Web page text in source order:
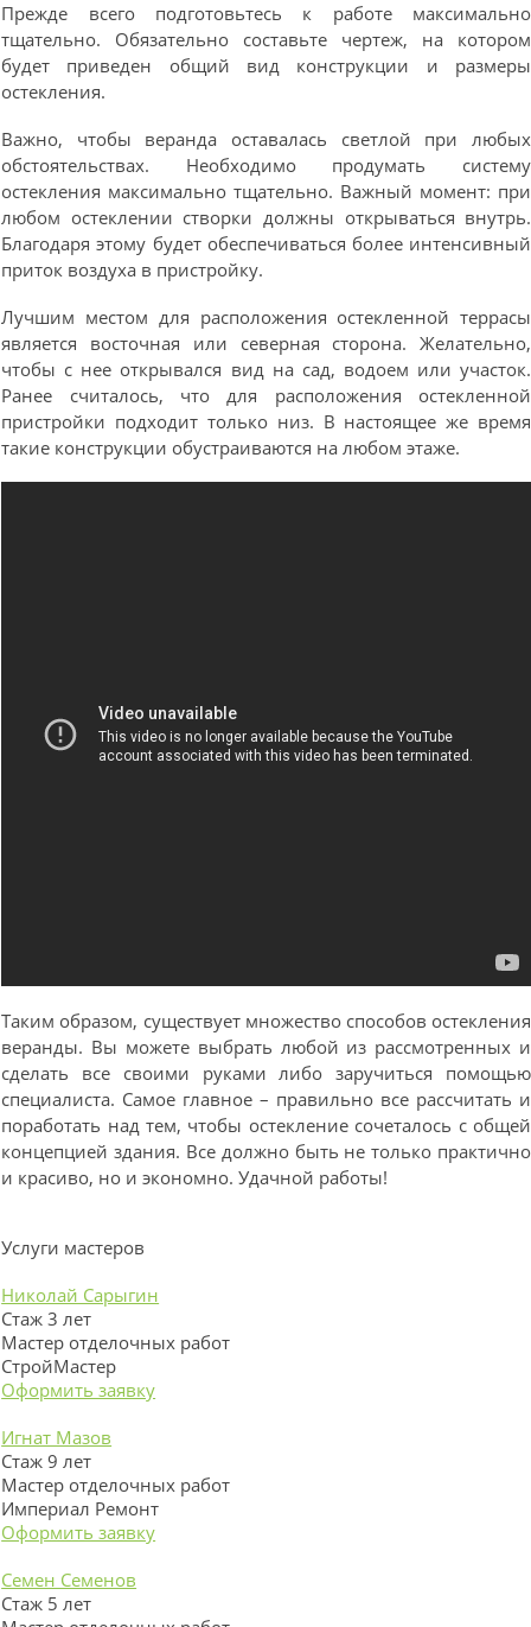
Прежде всего подготовьтесь к работе максимально
тщательно. Обязательно составьте чертеж, на котором
будет приведен общий вид конструкции и размеры
остекления.
Важно, чтобы веранда оставалась светлой при любых
обстоятельствах. Необходимо продумать систему
остекления максимально тщательно. Важный момент: при
любом остеклении створки должны открываться внутрь.
Благодаря этому будет обеспечиваться более интенсивный
приток воздуха в пристройку.
Лучшим местом для расположения остекленной террасы
является восточная или северная сторона. Желательно,
чтобы с нее открывался вид на сад, водоем или участок.
Ранее считалось, что для расположения остекленной
пристройки подходит только низ. В настоящее же время
такие конструкции обустраиваются на любом этаже.
Таким образом, существует множество способов остекления
веранды. Вы можете выбрать любой из рассмотренных и
сделать все своими руками либо заручиться помощью
специалиста. Самое главное – правильно все рассчитать и
поработать над тем, чтобы остекление сочеталось с общей
концепцией здания. Все должно быть не только практично
и красиво, но и экономно. Удачной работы!
Услуги мастеров
Николай Сарыгин
Стаж 3 лет
Мастер отделочных работ
СтройМастер
Оформить заявку
Игнат Мазов
Стаж 9 лет
Мастер отделочных работ
Империал Ремонт
Оформить заявку
Семен Семенов
Стаж 5 лет